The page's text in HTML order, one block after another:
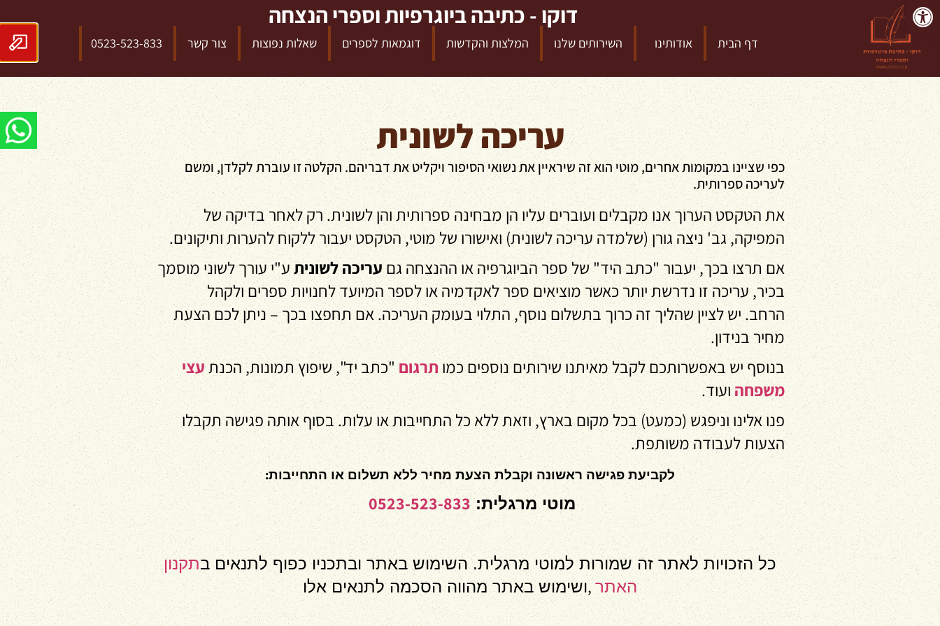
פתח סרגל נגישות דוקו - כתיבה ביוגרפיות וספרי הנצחה
דף הבית אודותינו השירותים שלנו המלצות והקדשות דוגמאות לספרים שאלות נפוצות צור קשר 0523-523-833
עריכה לשונית
כפי שציינו במקומות אחרים, מוטי הוא זה שיראיין את נשואי הסיפור ויקליט את דבריהם. הקלטה זו עוברת לקלדן, ומשם
לעריכה ספרותית.
את הטקסט הערוך אנו מקבלים ועוברים עליו הן מבחינה ספרותית והן לשונית. רק לאחר בדיקה של
המפיקה, גב' ניצה גורן (שלמדה עריכה לשונית) ואישורו של מוטי, הטקסט יעבור ללקוח להערות ותיקונים.
אם תרצו בכך, יעבור "כתב היד" של ספר הביוגרפיה או ההנצחה גםעריכה לשוניתע"י עורך לשוני מוסמך
בכיר, עריכה זו נדרשת יותר כאשר מוציאים ספר לאקדמיה או לספר המיועד לחנויות ספרים ולקהל
הרחב.יש לציין שהליך זה כרוך בתשלום נוסף, התלוי בעומק העריכה. אם תחפצו בכך – ניתן לכם הצעת
מחיר בנידון.
בנוסף יש באפשרותכם לקבל מאיתנו שירותים נוספים כמותרגום"כתב יד", שיפוץ תמונות, הכנתעצי
משפחהועוד.
פנו אלינו וניפגש (כמעט) בכל מקום בארץ, וזאת ללא כל התחייבות או עלות. בסוף אותה פגישה תקבלו
הצעות לעבודה משותפת.
לקביעת פגישה ראשונה וקבלת הצעת מחיר ללא תשלום או התחייבות:
מוטי מרגלית:0523-523-833
כל הזכויות לאתר זה שמורות למוטי מרגלית. השימוש באתר ובתכניו כפוף לתנאים בתקנון
האתר,ושימוש באתר מהווה הסכמה לתנאים אלו